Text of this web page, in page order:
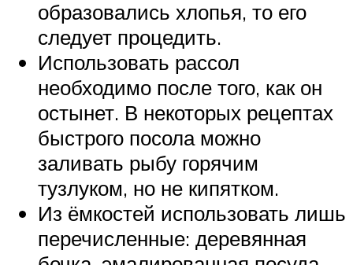
образовались хлопья, то его
следует процедить.
Использовать рассол
необходимо после того, как он
остынет. В некоторых рецептах
быстрого посола можно
заливать рыбу горячим
тузлуком, но не кипятком.
Из ёмкостей использовать лишь
перечисленные: деревянная